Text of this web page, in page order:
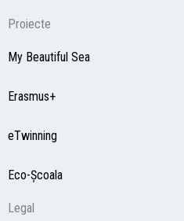
Proiecte
My Beautiful Sea
Erasmus+
eTwinning
Eco-Şcoala
Legal